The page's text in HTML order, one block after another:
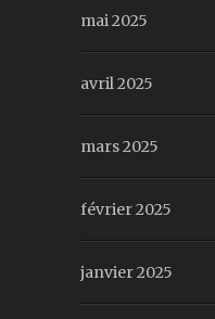
mai 2025
avril 2025
mars 2025
février 2025
janvier 2025